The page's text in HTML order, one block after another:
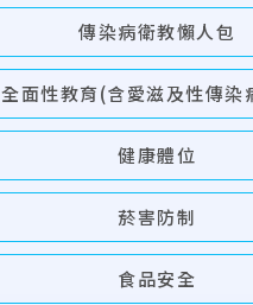
傳染病衛教懶人包
全面性教育(含愛滋及性傳染
健康體位
菸害防制
食品安全